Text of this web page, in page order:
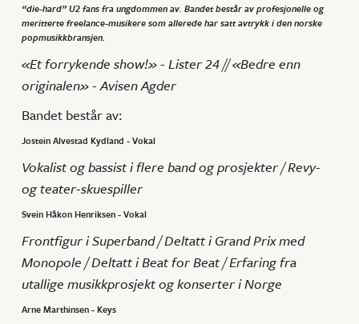
“die-hard” U2 fans fra ungdommen av. Bandet består av profesjonelle og
meritterte freelance-musikere som allerede har satt avtrykk i den norske
popmusikkbransjen.
«Et forrykende show!» - Lister 24 // «Bedre enn
originalen» - Avisen Agder
Bandet består av:
Jostein Alvestad Kydland - Vokal
Vokalist og bassist i flere band og prosjekter / Revy-
og teater-skuespiller
Svein Håkon Henriksen - Vokal
Frontfigur i Superband / Deltatt i Grand Prix med
Monopole / Deltatt i Beat for Beat / Erfaring fra
utallige musikkprosjekt og konserter i Norge
Arne Marthinsen - Keys